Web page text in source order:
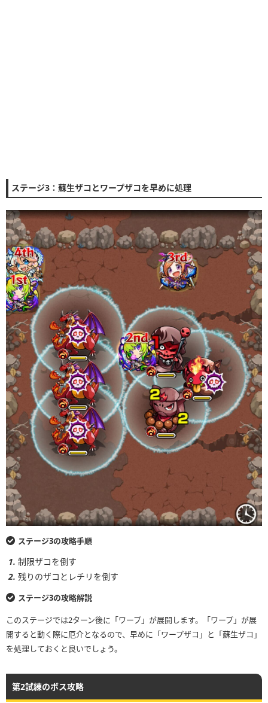
ステージ3：蘇生ザコとワープザコを早めに処理
ステージ3の攻略手順
制限ザコを倒す
残りのザコとレチリを倒す
ステージ3の攻略解説
このステージでは2ターン後に「ワープ」が展開します。「ワープ」が展
開すると動く際に厄介となるので、早めに「ワープザコ」と「蘇生ザコ」
を処理しておくと良いでしょう。
第2試練のボス攻略